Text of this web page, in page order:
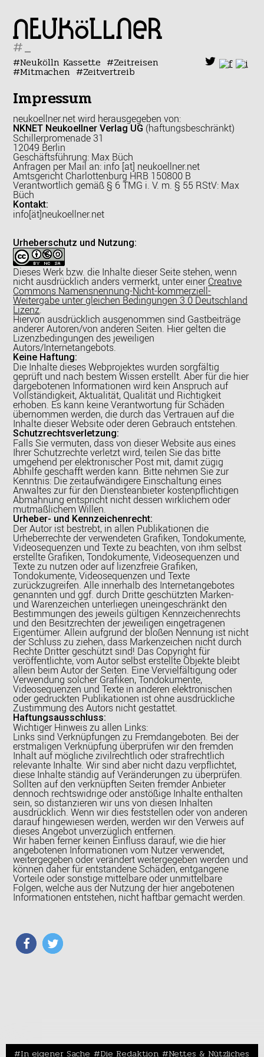
#
Neukölln Kassette Zeitreisen
Mitmachen Zeitvertreib
Impressum
neukoellner.net wird herausgegeben von:
NKNET Neukoellner Verlag UG (haftungsbeschränkt)
Schillerpromenade 31
12049 Berlin
Geschäftsführung: Max Büch
Anfragen per Mail an: info [at] neukoellner.net
Amtsgericht Charlottenburg HRB 150800 B
Verantwortlich gemäß § 6 TMG i. V. m. § 55 RStV: Max
Büch
Kontakt:
info[ät]neukoellner.net
Urheberschutz und Nutzung:
Dieses Werk bzw. die Inhalte dieser Seite stehen, wenn
nicht ausdrücklich anders vermerkt, unter einerCreative
Commons Namensnennung-Nicht-kommerziell-
Weitergabe unter gleichen Bedingungen 3.0 Deutschland
Lizenz.
Hiervon ausdrücklich ausgenommen sind Gastbeiträge
anderer Autoren/von anderen Seiten. Hier gelten die
Lizenzbedingungen des jeweiligen
Autors/Internetangebots.
Keine Haftung:
Die Inhalte dieses Webprojektes wurden sorgfältig
geprüft und nach bestem Wissen erstellt. Aber für die hier
dargebotenen Informationen wird kein Anspruch auf
Vollständigkeit, Aktualität, Qualität und Richtigkeit
erhoben. Es kann keine Verantwortung für Schäden
übernommen werden, die durch das Vertrauen auf die
Inhalte dieser Website oder deren Gebrauch entstehen.
Schutzrechtsverletzung:
Falls Sie vermuten, dass von dieser Website aus eines
Ihrer Schutzrechte verletzt wird, teilen Sie das bitte
umgehend per elektronischer Post mit, damit zügig
Abhilfe geschafft werden kann. Bitte nehmen Sie zur
Kenntnis: Die zeitaufwändigere Einschaltung eines
Anwaltes zur für den Diensteanbieter kostenpflichtigen
Abmahnung entspricht nicht dessen wirklichem oder
mutmaßlichem Willen.
Urheber- und Kennzeichenrecht:
Der Autor ist bestrebt, in allen Publikationen die
Urheberrechte der verwendeten Grafiken, Tondokumente,
Videosequenzen und Texte zu beachten, von ihm selbst
erstellte Grafiken, Tondokumente, Videosequenzen und
Texte zu nutzen oder auf lizenzfreie Grafiken,
Tondokumente, Videosequenzen und Texte
zurückzugreifen. Alle innerhalb des Internetangebotes
genannten und ggf. durch Dritte geschützten Marken-
und Warenzeichen unterliegen uneingeschränkt den
Bestimmungen des jeweils gültigen Kennzeichenrechts
und den Besitzrechten der jeweiligen eingetragenen
Eigentümer. Allein aufgrund der bloßen Nennung ist nicht
der Schluss zu ziehen, dass Markenzeichen nicht durch
Rechte Dritter geschützt sind! Das Copyright für
veröffentlichte, vom Autor selbst erstellte Objekte bleibt
allein beim Autor der Seiten. Eine Vervielfältigung oder
Verwendung solcher Grafiken, Tondokumente,
Videosequenzen und Texte in anderen elektronischen
oder gedruckten Publikationen ist ohne ausdrückliche
Zustimmung des Autors nicht gestattet.
Haftungsausschluss:
Wichtiger Hinweis zu allen Links:
Links sind Verknüpfungen zu Fremdangeboten. Bei der
erstmaligen Verknüpfung überprüfen wir den fremden
Inhalt auf mögliche zivilrechtlich oder strafrechtlich
relevante Inhalte. Wir sind aber nicht dazu verpflichtet,
diese Inhalte ständig auf Veränderungen zu überprüfen.
Sollten auf den verknüpften Seiten fremder Anbieter
dennoch rechtswidrige oder anstößige Inhalte enthalten
sein, so distanzieren wir uns von diesen Inhalten
ausdrücklich. Wenn wir dies feststellen oder von anderen
darauf hingewiesen werden, werden wir den Verweis auf
dieses Angebot unverzüglich entfernen.
Wir haben ferner keinen Einfluss darauf, wie die hier
angebotenen Informationen vom Nutzer verwendet,
weitergegeben oder verändert weitergegeben werden und
können daher für entstandene Schäden, entgangene
Vorteile oder sonstige mittelbare oder unmittelbare
Folgen, welche aus der Nutzung der hier angebotenen
Informationen entstehen, nicht haftbar gemacht werden.
In eigener Sache Die Redaktion Nettes & Nützliches